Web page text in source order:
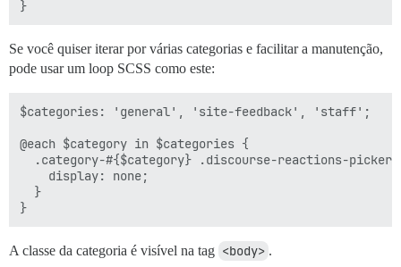
Se você quiser iterar por várias categorias e facilitar a manutenção,
pode usar um loop SCSS como este:
$categories: 'general', 'site-feedback', 'staff';
@each $category in $categories {
.category-#{$category} .discourse-reactions-picker
    display: none;
  }
A classe da categoria é visível na tag <body> .